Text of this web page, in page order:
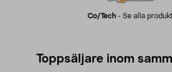
Co/tech- Se alla
Toppsäljare inom